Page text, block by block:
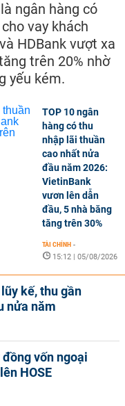
ngân hàng có
vay khách
HDBank vượt xa
trên 20% nhờ
yếu kém.
TOP 10 ngân
hàng có thu
nhập lãi thuần
cao nhất nửa
đầu năm 2026:
VietinBank
vươn lên dẫn
đầu, 5 nhà băng
tăng trên 30%
TÀI CHÍNH -
15:12 | 05/08/2026
kế, thu gần
nửa năm
vốn ngoại
HOSE